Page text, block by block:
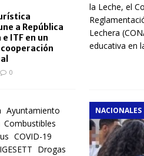
la Leche, el
Lechera
educativa en
NACIONALES
a República
ITF en un
0
Ayuntamiento
Combustibles
COVID-19
Drogas